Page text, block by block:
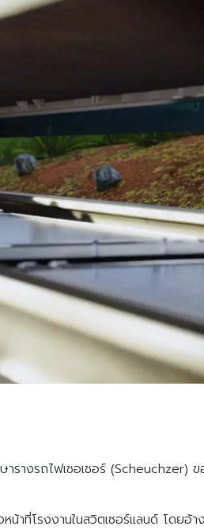
างรถไฟเชอเชอร์ (Scheuchzer) ข
าที่โรงงานในสวิตเซอร์แลนด์ โดยอ้